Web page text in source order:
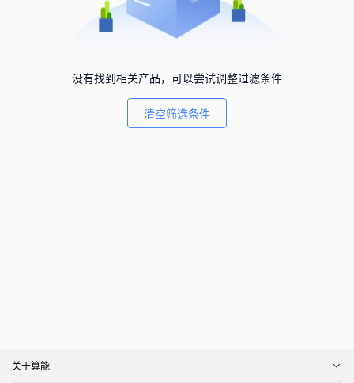
没有找到相关产品，可以尝试调整过滤条件
清空筛选条件
关于算能